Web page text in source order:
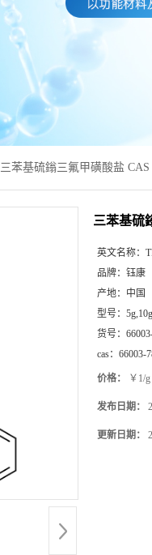
三苯基硫鎓三氟甲磺酸盐
三苯基硫
英文名称：
品牌： 钰康
产地： 中国
型号：
货号：
cas： 66003-
价格： ￥1/g
发布日期：
更新日期：